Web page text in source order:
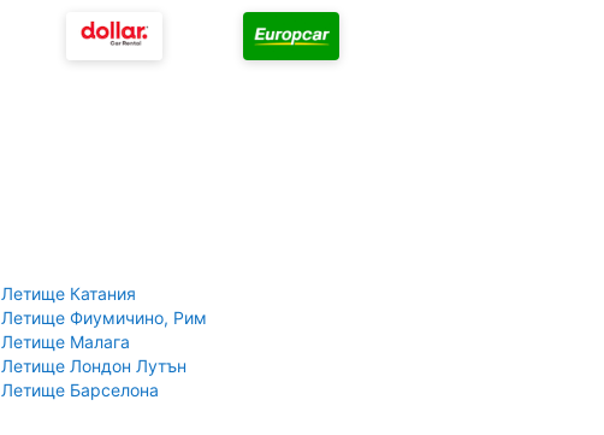
Летище Катания
Летище Фиумичино, Рим
Летище Малага
Летище Лондон Лутън
Летище Барселона